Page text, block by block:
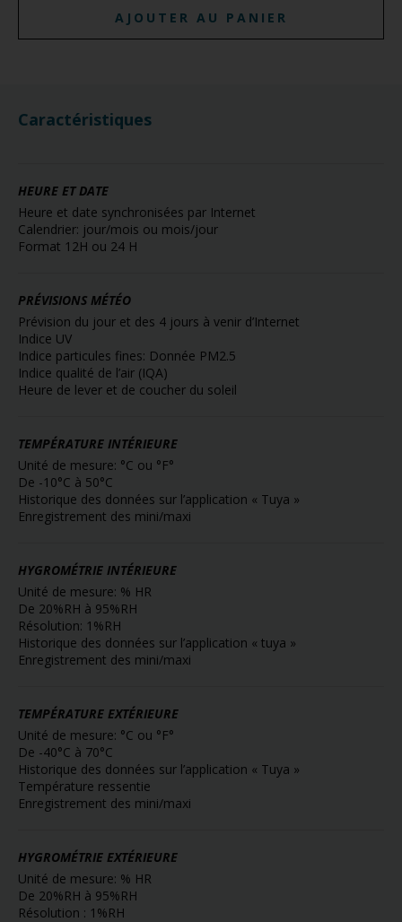
AJOUTER AU PANIER
Caractéristiques
HEURE ET DATE
Heure et date synchronisées par Internet
Calendrier: jour/mois ou mois/jour
Format 12H ou 24 H
PRÉVISIONS MÉTÉO
Prévision du jour et des 4 jours à venir d’Internet
Indice UV
Indice particules fines: Donnée PM2.5
Indice qualité de l’air (IQA)
Heure de lever et de coucher du soleil
TEMPÉRATURE INTÉRIEURE
Unité de mesure: °C ou °F°
De -10°C à 50°C
Historique des données sur l’application « Tuya »
Enregistrement des mini/maxi
HYGROMÉTRIE INTÉRIEURE
Unité de mesure: % HR
De 20%RH à 95%RH
Résolution: 1%RH
Historique des données sur l’application « tuya »
Enregistrement des mini/maxi
TEMPÉRATURE EXTÉRIEURE
Unité de mesure: °C ou °F°
De -40°C à 70°C
Historique des données sur l’application « Tuya »
Température ressentie
Enregistrement des mini/maxi
HYGROMÉTRIE EXTÉRIEURE
Unité de mesure: % HR
De 20%RH à 95%RH
Résolution : 1%RH